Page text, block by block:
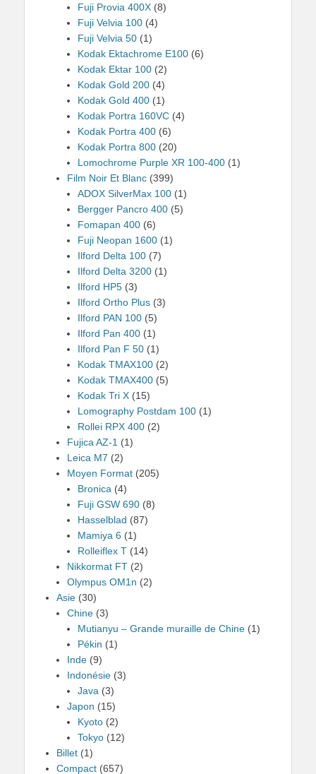
Fuji Provia 400X (8)
Fuji Velvia 100 (4)
Fuji Velvia 50 (1)
Kodak Ektachrome E100 (6)
Kodak Ektar 100 (2)
Kodak Gold 200 (4)
Kodak Gold 400 (1)
Kodak Portra 160VC (4)
Kodak Portra 400 (6)
Kodak Portra 800 (20)
Lomochrome Purple XR 100-400 (1)
Film Noir Et Blanc (399)
ADOX SilverMax 100 (1)
Bergger Pancro 400 (5)
Fomapan 400 (6)
Fuji Neopan 1600 (1)
Ilford Delta 100 (7)
Ilford Delta 3200 (1)
Ilford HP5 (3)
Ilford Ortho Plus (3)
Ilford PAN 100 (5)
Ilford Pan 400 (1)
Ilford Pan F 50 (1)
Kodak TMAX100 (2)
Kodak TMAX400 (5)
Kodak Tri X (15)
Lomography Postdam 100 (1)
Rollei RPX 400 (2)
Fujica AZ-1 (1)
Leica M7 (2)
Moyen Format (205)
Bronica (4)
Fuji GSW 690 (8)
Hasselblad (87)
Mamiya 6 (1)
Rolleiflex T (14)
Nikkormat FT (2)
Olympus OM1n (2)
Asie (30)
Chine (3)
Mutianyu – Grande muraille de Chine (1)
Pékin (1)
Inde (9)
Indonésie (3)
Java (3)
Japon (15)
Kyoto (2)
Tokyo (12)
Billet (1)
Compact (657)